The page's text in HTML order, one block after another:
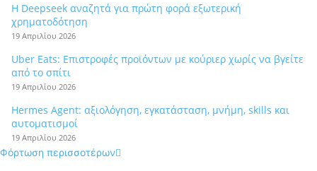
Η Deepseek αναζητά για πρώτη φορά εξωτερική
χρηματοδότηση
19 Απριλίου 2026
Uber Eats: Επιστροφές προϊόντων με κούριερ χωρίς να βγείτε
από το σπίτι
19 Απριλίου 2026
Hermes Agent: αξιολόγηση, εγκατάσταση, μνήμη, skills και
αυτοματισμοί
19 Απριλίου 2026
Φόρτωση περισσοτέρων